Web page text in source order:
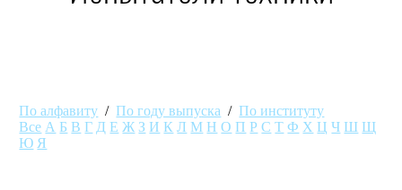
По алфавиту /По году выпуска /По институту
Все А Б В Г Д Е Ж З И К Л М Н О П Р С Т Ф Х Ц Ч Ш Щ
Ю Я